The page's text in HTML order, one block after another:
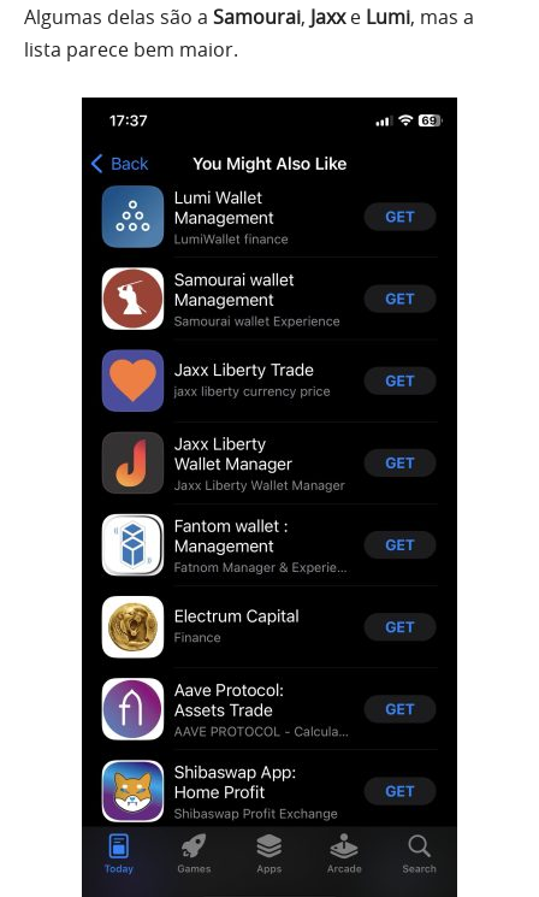
Algumas delas são a Samourai, Jaxxe Lumi, mas a
lista parece bem maior.